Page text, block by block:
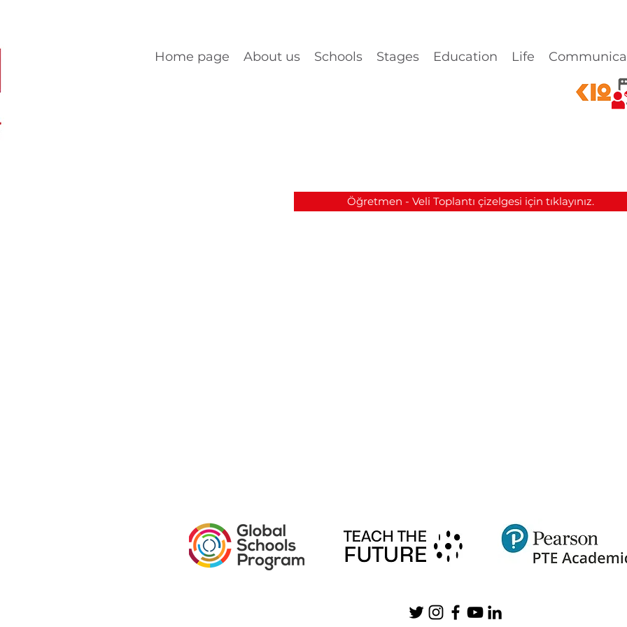
Home page About us Schools Stages Education Life
Öğretmen - Veli Toplantı çizelgesi için tıklayınız.